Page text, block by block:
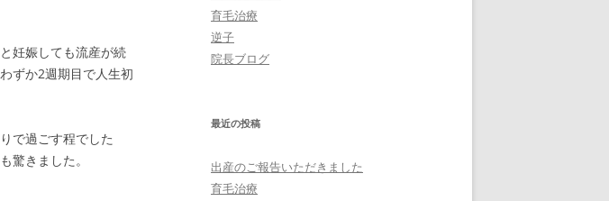
妊娠しても流産が続
ずか2週期目で人生初
で過ごす程でした
驚きました。
育毛治療
逆子
院長ブログ
最近の投稿
出産のご報告いただきました
育毛治療